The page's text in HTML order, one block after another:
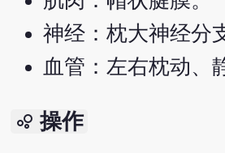
神经：枕大神经分
血管：左右枕动、
bubble_chart 操作